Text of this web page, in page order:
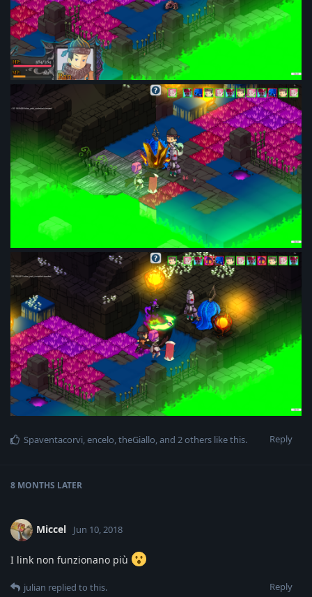
Reply
Spaventacorvi,encelo,theGiallo, and 2others like this.
8 MONTHS LATER
Miccel Jun 10, 2018
I link non funzionano più
Reply
julian replied to this.